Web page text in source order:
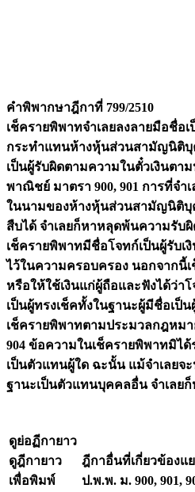
คำพิพากษาฎีกาที่ 799/2510
เช็ครายพิพาทจำเลยลงลายมือชื่อ
กระทำแทนห้างหุ้นส่วนสามัญนิติบุ
เป็นผู้รับผิดตามความในตั๋วเงินตา
พาณิชย์ มาตรา 900, 901 การที่จำ
ในนามของห้างหุ้นส่วนสามัญนิติบุ
สืบได้ จำเลยก็หาหลุดพ้นความรับ
เช็ครายพิพาทมีชื่อโจทก์เป็นผู้รับเ
ไว้ในความครอบครอง นอกจากนี้
หรือให้ใช้เงินแก่ผู้ถือและฟังได้ว่า
เป็นผู้ทรงเช็คทั้งในฐานะผู้มีชื่อเป็
เช็ครายพิพาทตามประมวลกฎหม
904 ข้อความในเช็ครายพิพาทมิได้
เป็นตัวแทนผู้ใด ฉะนั้น แม้จำเลยจ
ฐานะเป็นตัวแทนบุคคลอื่น จำเลย
ดูย่อฏีกายาว
ดูฎีกายาว
เพื่อพิมพ์
ฎีกาอื่นที่เกี่ยวข้องแ
ป.พ.พ. ม. 900, 901,